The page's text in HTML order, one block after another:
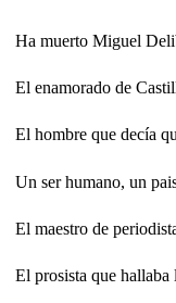
Ha muerto Miguel
El enamorado de
El hombre que decía
Un ser humano, un
El maestro de
El prosista que hallaba